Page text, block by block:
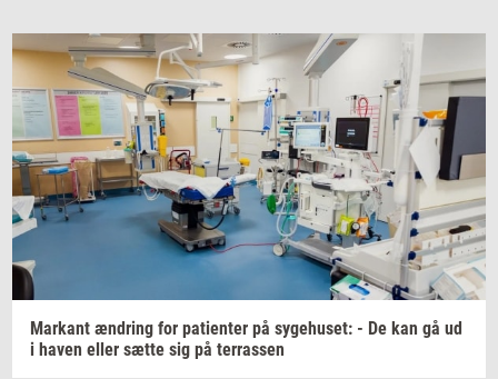
Mar­kant æn­dring for pa­tien­ter på sy­ge­hu­set: - De kan gå ud
i haven eller sætte sig på ter­ras­sen